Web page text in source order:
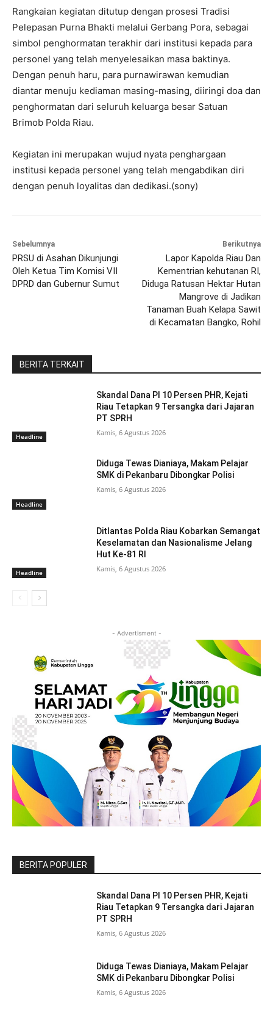
Rangkaian kegiatan ditutup dengan prosesi Tradisi
Pelepasan Purna Bhakti melalui Gerbang Pora, sebagai
simbol penghormatan terakhir dari institusi kepada para
personel yang telah menyelesaikan masa baktinya.
Dengan penuh haru, para purnawirawan kemudian
diantar menuju kediaman masing-masing, diiringi doa dan
penghormatan dari seluruh keluarga besar Satuan
Brimob Polda Riau.
Kegiatan ini merupakan wujud nyata penghargaan
institusi kepada personel yang telah mengabdikan diri
dengan penuh loyalitas dan dedikasi.(sony)
Sebelumnya
PRSU di Asahan Dikunjungi
Oleh Ketua Tim Komisi VII
DPRD dan Gubernur Sumut
Berikutnya
Lapor Kapolda Riau Dan
Kementrian kehutanan RI,
Diduga Ratusan Hektar Hutan
Mangrove di Jadikan
Tanaman Buah Kelapa Sawit
di Kecamatan Bangko, Rohil
BERITA TERKAIT
Headline
Skandal Dana PI 10 Persen PHR, Kejati
Riau Tetapkan 9 Tersangka dari Jajaran
PT SPRH
Kamis, 6 Agustus 2026
Headline
Diduga Tewas Dianiaya, Makam Pelajar
SMK di Pekanbaru Dibongkar Polisi
Kamis, 6 Agustus 2026
Headline
Ditlantas Polda Riau Kobarkan Semangat
Keselamatan dan Nasionalisme Jelang
Hut Ke-81 RI
Kamis, 6 Agustus 2026
- Advertisment -
BERITA POPULER
Skandal Dana PI 10 Persen PHR, Kejati
Riau Tetapkan 9 Tersangka dari Jajaran
PT SPRH
Kamis, 6 Agustus 2026
Diduga Tewas Dianiaya, Makam Pelajar
SMK di Pekanbaru Dibongkar Polisi
Kamis, 6 Agustus 2026